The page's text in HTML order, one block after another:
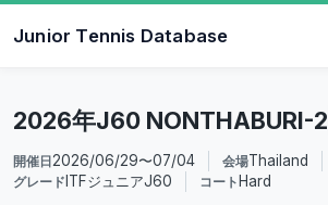
Junior Tennis Database
2026年J60 NONTHABURI-2
開催日 2026/06/29〜07/04 会場Thailand
グレード ITFジュニアJ60 コート Hard